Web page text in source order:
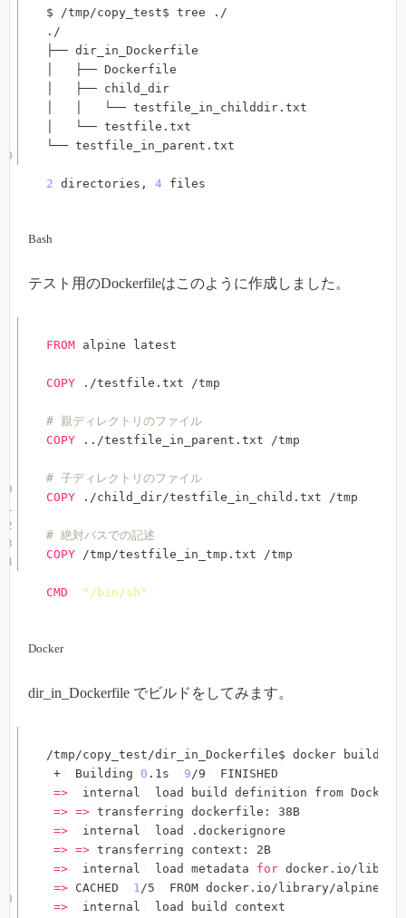
$ /tmp/copy_test$ tree ./
./
├── dir_in_Dockerfile
│   ├── Dockerfile
│   ├── child_dir
│   │   └── testfile_in_childdir.txt
│   └── testfile.txt
└── testfile_in_parent.txt
2 directories, 4 files
Bash
テスト用のDockerfileはこのように作成しました。
FROM alpine latest
COPY ./testfile.txt /tmp
# 親ディレクトリのファイル
COPY ../testfile_in_parent.txt /tmp
# 子ディレクトリのファイル
COPY ./child_dir/testfile_in_child.txt /tmp
# 絶対パスでの記述
COPY /tmp/testfile_in_tmp.txt /tmp
CMD "/bin/sh"
Docker
dir_in_Dockerfile でビルドをしてみます。
/tmp/copy_test/dir_in_Dockerfile$ docker build
+ Building 0 .1s 9/9
FINISHED
=> internal
load build definition from
=> => transferring dockerfile: 38B
=> internal
load .dockerignore
=> => transferring context: 2B
=> internal load metadata for docker.io/
=> CACHED 1/5
FROM docker.io/library/
=> internal
load build context